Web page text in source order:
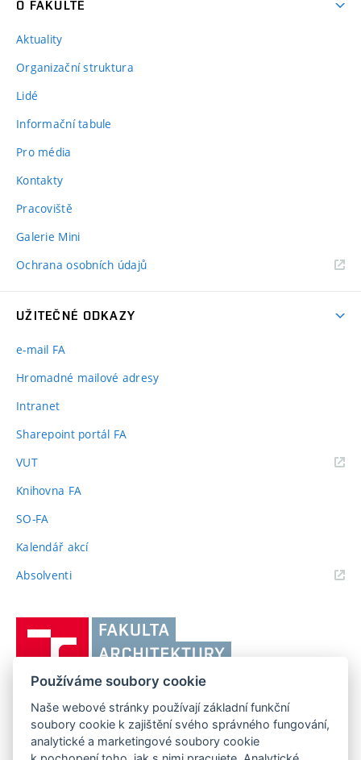
O FAKULTĚ
Aktuality
Organizační struktura
Lidé
Informační tabule
Pro média
Kontakty
Pracoviště
Galerie Mini
Ochrana osobních údajů
UŽITEČNÉ ODKAZY
e-mail FA
Hromadné mailové adresy
Intranet
Sharepoint portál FA
VUT(externí
Knihovna FA
SO-FA
Kalendář akcí
Absolventi(externí
Brně,
Fakulta
architektury
FAKULTA ARCHITEKTURY VUT V BRNĚ
Poříčí 273/5, 639 00 Brno
www.fa.vutbr.cz
Používáme soubory cookie
Naše webové stránky používají základní funkční
soubory cookie k zajištění svého správného fungování,
analytické a marketingové soubory cookie